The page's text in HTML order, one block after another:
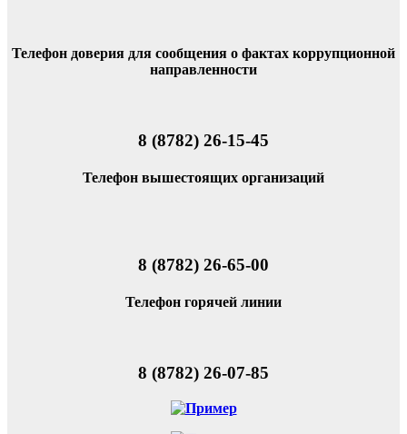
Телефон доверия для сообщения о фактах коррупционной
направленности
8 (8782) 26-15-45
Телефон вышестоящих организаций
8 (8782) 26-65-00
Телефон горячей линии
8 (8782) 26-07-85